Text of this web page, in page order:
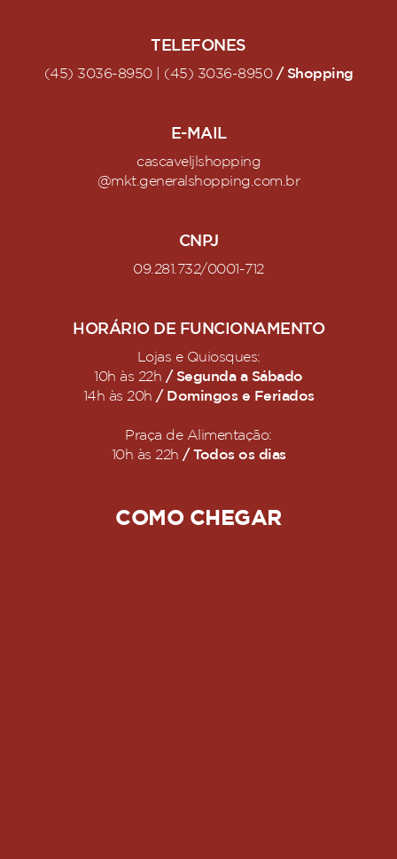
TELEFONES
(45) 3036-8950 | (45) 3036-8950/ Shopping
E-MAIL
cascaveljlshopping
@mkt.generalshopping.com.br
CNPJ
09.281.732/0001-712
HORÁRIO DE FUNCIONAMENTO
Lojas e Quiosques:
10h às 22h / Segunda a Sábado
14h às 20h / Domingos e Feriados
Praça de Alimentação:
10h às 22h / Todos os dias
COMO CHEGAR